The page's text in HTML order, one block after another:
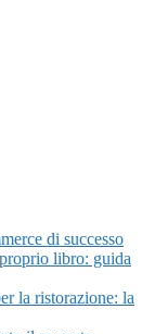
di successo
libro: guida
la ristorazione: la